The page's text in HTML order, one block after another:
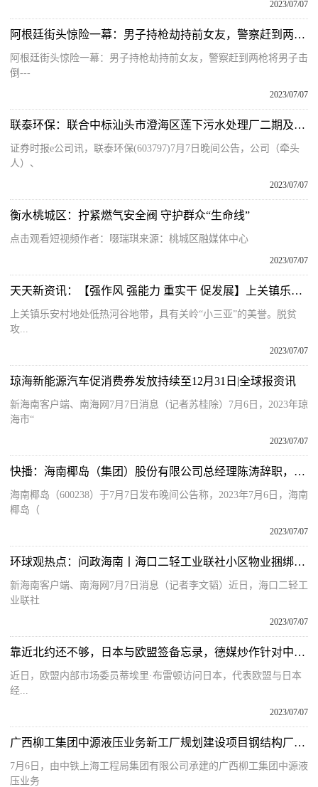
2023/07/07
阿根廷街头惊险一幕：男子持枪劫持前女友，警察赶到两枪将男子击倒
阿根廷街头惊险一幕：男子持枪劫持前女友，警察赶到两枪将男子击
倒---
2023/07/07
联泰环保：联合中标汕头市澄海区莲下污水处理厂二期及配套管网完善建设项目
证券时报e公司讯，联泰环保(603797)7月7日晚间公告，公司（牵头
人）、
2023/07/07
衡水桃城区：拧紧燃气安全阀 守护群众“生命线”
点击观看短视频作者：啜瑞琪来源：桃城区融媒体中心
2023/07/07
天天新资讯：【强作风 强能力 重实干 促发展】上关镇乐安村：党员干部承诺践诺，化身“销售员”助农增收
上关镇乐安村地处低热河谷地带，具有关岭“小三亚”的美誉。脱贫
攻...
2023/07/07
琼海新能源汽车促消费券发放持续至12月31日|全球报资讯
新海南客户端、南海网7月7日消息（记者苏桂除）7月6日，2023年琼
海市“
2023/07/07
快播：海南椰岛（集团）股份有限公司总经理陈涛辞职，马贺接任
海南椰岛（600238）于7月7日发布晚间公告称，2023年7月6日，海南
椰岛（
2023/07/07
环球观热点：问政海南丨海口二轻工业联社小区物业捆绑收费引业主不满 社区积极协调化解纷争
新海南客户端、南海网7月7日消息（记者李文韬）近日，海口二轻工
业联社
2023/07/07
靠近北约还不够，日本与欧盟签备忘录，德媒炒作针对中俄两国
近日，欧盟内部市场委员蒂埃里·布雷顿访问日本，代表欧盟与日本
经...
2023/07/07
广西柳工集团中源液压业务新工厂规划建设项目钢结构厂房封顶
7月6日，由中铁上海工程局集团有限公司承建的广西柳工集团中源液
压业务